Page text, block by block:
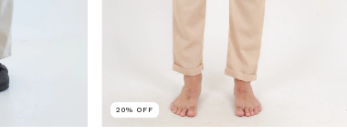
20%OFF